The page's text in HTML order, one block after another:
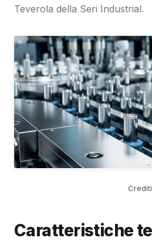
Teverola della Seri Industrial.
Caratteristiche